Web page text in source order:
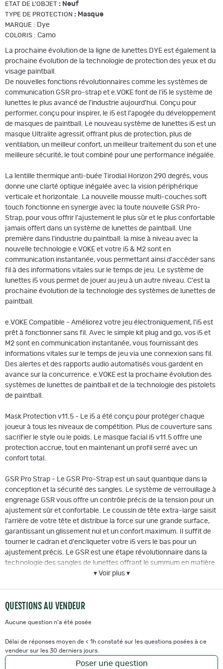
ETAT DE L'OBJET : Neuf
TYPE DE PROTECTION : Masque
MARQUE : Dye
COLORIS : Camo
La prochaine évolution de la ligne de lunettes DYE est également la
prochaine évolution de la technologie de protection des yeux et du
visage paintball.
De nouvelles fonctions révolutionnaires comme les systèmes de
communication GSR pro-strap et e.VOKE font de l'i5 le système de
lunettes le plus avancé de l'industrie aujourd'hui. Conçu pour
performer, conçu pour inspirer, le i5 est l'apogée du développement
de masques de paintball. Le nouveau système de lunettes i5 est un
masque Ultralite agressif, offrant plus de protection, plus de
ventilation, un meilleur confort, un meilleur traitement du son et une
meilleure sécurité, le tout combiné pour une performance inégalée.
La lentille thermique anti-buée Tirodial Horizon 290 degrés, vous
donne une clarté optique inégalée avec la vision périphérique
verticale et horizontale. La nouvelle mousse multi-couches soft
touch fonctionne en synergie avec la toute nouvelle GSR Pro-
Strap, pour vous offrir l'ajustement le plus sûr et le plus confortable
jamais offert dans un système de lunettes de paintball. Une
première dans l'industrie du paintball: la mise à niveau avec la
nouvelle technologie e.VOKE et votre i5 & M2 sont en
communication instantanée, vous permettant ainsi d'accéder sans
fil à des informations vitales sur le temps de jeu. Le système de
lunettes i5 vous permet de jouer au jeu à un autre niveau. C'est la
prochaine évolution de la technologie des systèmes de lunettes de
paintball.
e.VOKE Compatible - Améliorez votre jeu électroniquement, l'i5 est
prêt à fonctionner sans fil. Avec le simple kit plug and go, vos i5 et
M2 sont en communication instantanée, vous fournissant des
informations vitales sur le temps de jeu via une connexion sans fil.
Des alertes et des rapports audio automatisés vous gardent en
avance sur la concurrence. e.VOKE est la prochaine évolution des
systèmes de lunettes de paintball et de la technologie des pistolets
de paintball.
Mask Protection v11.5 - Le i5 a été conçu pour protéger chaque
joueur à tous les niveaux de compétition. Plus de couverture sans
sacrifier le style ou le poids. Le masque facial i5 v11.5 offre une
protection accrue, tout en maintenant un profil serré avec un
confort total.
GSR Pro Strap - Le GSR Pro-Strap est un saut quantique dans la
conception et la sécurité des sangles. Le système de verrouillage à
engrenage GSR vous offre un contrôle précis de la tension pour un
ajustement sûr et confortable. Le coussin de tête extra-large saisit
l'arrière de votre tête et distribue la force sur une grande surface,
garantissant un glissement nul et un confort maximum. Il suffit de
tourner le cadran et d'encliqueter votre i5 vers le bas pour un
ajustement précis. Le GSR est une étape révolutionnaire dans la
technologie des sangles de lunettes offrant le summum en matière
de confort et de performance.
instant en vidéo. La monture POV est parallèle à votre ligne de visée
un alignement approprié pour ne pas manquer une seconde de
Système d'aération multidirectionnelle SCREAM - Grâce à une
technologie brevetée, l'inclinaison améliorée de la lame de l'i5 et la
▾ Voir plus ▾
QUESTIONS AU VENDEUR
Aucune question n'a été posée
Délai de réponses moyen de < 1h constaté sur les questions posées à ce
vendeur sur les 30 derniers jours.
Poser une question